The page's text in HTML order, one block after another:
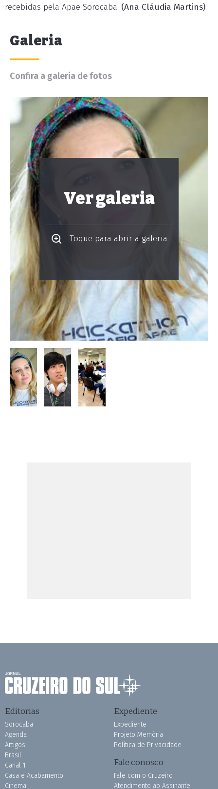
recebidas pela Apae Sorocaba. (Ana Cláudia Martins)
Galeria
Confira a galeria de fotos
Ver galeria
Toque para abrir a galeria
Editorias
Sorocaba
Agenda
Artigos
Brasil
Canal 1
Casa e Acabamento
Cinema
Expediente
Expediente
Projeto Memória
Política de Privacidade
Fale conosco
Fale com o Cruzeiro
Atendimento ao Assinante